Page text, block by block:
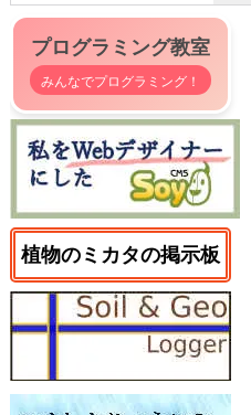
プログラミング教室
みんなでプログラミング！
植物のミカタの掲示板